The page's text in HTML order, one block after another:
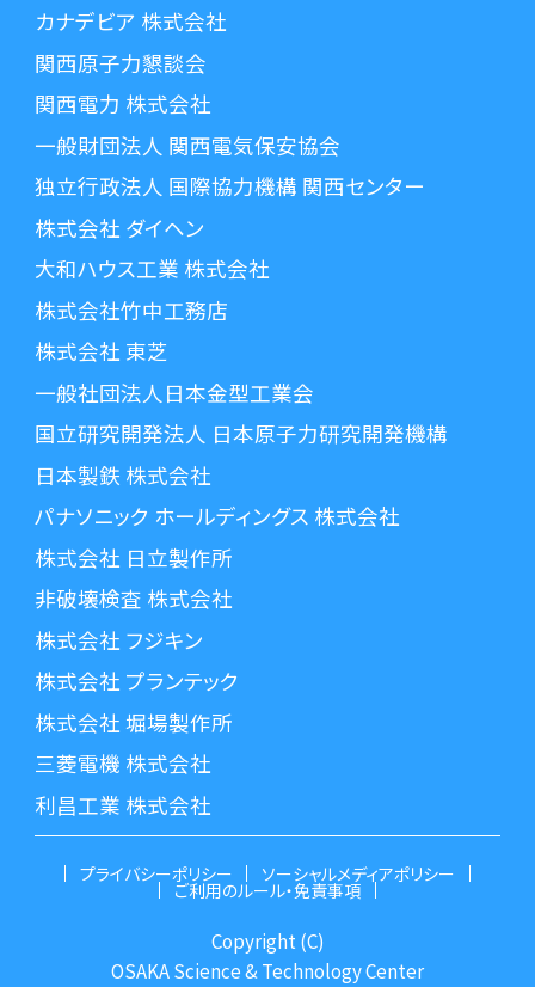
カナデビア 株式会社
関西原子力懇談会
関西電力 株式会社
一般財団法人 関西電気保安協会
独立行政法人 国際協力機構 関西センター
株式会社 ダイヘン
大和ハウス工業 株式会社
株式会社竹中工務店
株式会社 東芝
一般社団法人日本金型工業会
国立研究開発法人 日本原子力研究開発機構
日本製鉄 株式会社
パナソニック ホールディングス 株式会社
株式会社 日立製作所
非破壊検査 株式会社
株式会社 フジキン
株式会社 プランテック
株式会社 堀場製作所
三菱電機 株式会社
利昌工業 株式会社
プライバシーポリシー ソーシャルメディアポリシー
ご利用のルール・免責事項
Copyright (C)
OSAKA Science & Technology Center